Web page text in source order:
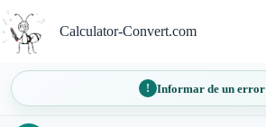
al
contenido
Calculator-Convert.com
Informar de un error